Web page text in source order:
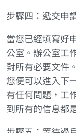
步驟四：遞交申
當您已經填寫好
公室。辦公室工
對所有必要文件
您便可以進入下
有任何問題，工
到所有的信息都